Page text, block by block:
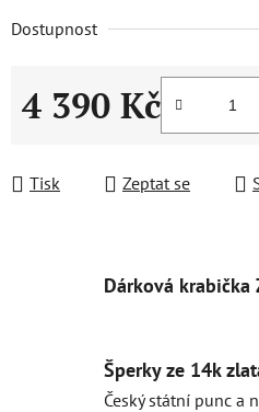
Dostupnost
4 390 Kč
Tisk Zeptat se
Dárková krabička
Šperky ze 14k
Český státní punc a